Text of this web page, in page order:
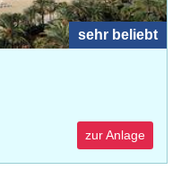
sehr beliebt
zur Anlage